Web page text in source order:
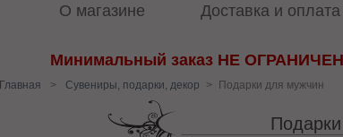
О магазине Доставка и оплата
Минимальный заказ НЕ ОГРАНИЧЕН
Главная > Сувениры, подарки, декор > Подарки для мужчин